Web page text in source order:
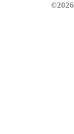
©2026